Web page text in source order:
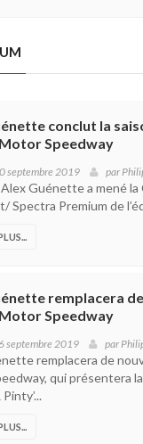
conclut la
Speedway
septembre 2019 par
Guénette a mené
Spectra Premium de
remplacera
Speedway
septembre 2019 par
remplacera de
qui présentera